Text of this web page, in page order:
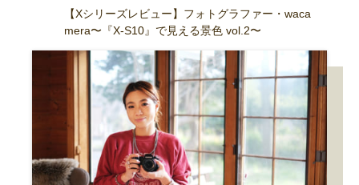
【Xシリーズレビュー】フォトグラファー・waca
mera〜『X-S10』で見える景色 vol.2〜